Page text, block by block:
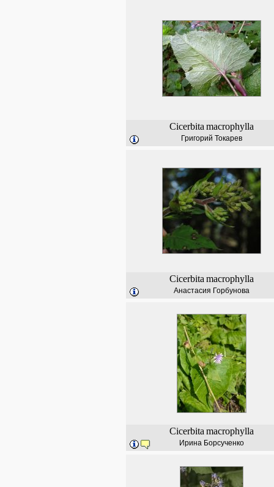
Cicerbita macrophylla
Григорий Токарев
Cicerbita macrophylla
Анастасия Горбунова
Cicerbita macrophylla
Ирина Борсученко